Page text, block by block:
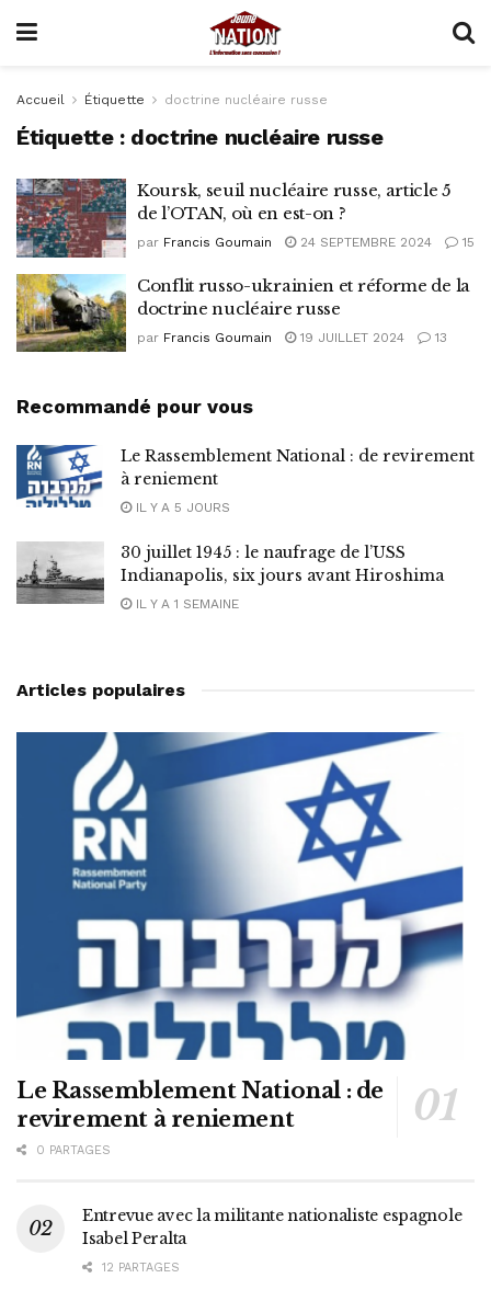
Accueil Étiquette doctrine nucléaire russe
Étiquette : doctrine nucléaire russe
Koursk, seuil nucléaire russe, article 5
de l’OTAN, où en est-on ?
par Francis Goumain 24 SEPTEMBRE 2024 15
Conflit russo-ukrainien et réforme de la
doctrine nucléaire russe
par Francis Goumain 19 JUILLET 2024 13
Recommandé pour vous
Le Rassemblement National : de revirement
à reniement
IL Y A 5 JOURS
30 juillet 1945 : le naufrage de l’USS
Indianapolis, six jours avant Hiroshima
IL Y A 1 SEMAINE
Articles populaires
Le Rassemblement National : de
revirement à reniement
0 PARTAGES
Entrevue avec la militante nationaliste espagnole
Isabel Peralta
12 PARTAGES